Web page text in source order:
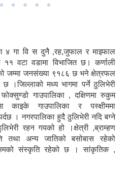
४ गा वि स दुनै ,रह,जुफाल र माझ्फाल
११ वटा वडामा विभाजित छ। कर्णाली
जम्मा जनसंख्या ९१८६ छ भने क्षेत्रफल
।जिल्लाको मध्य भागमा पर्ने ठुलिभेरी
गाउपालिका , दक्षिणमा रुकुम
काइके गाउपालिका र पस्क्षीममा
। नगरपालिका हुदै ठुलिभेरी नदि बग्ने
रहन गयको हो ।क्षेत्री ,ब्राम्हण
तथा अन्य जातिको बसोबास रहेको
संस्कृति रहेको छ । सांकृतिक ,